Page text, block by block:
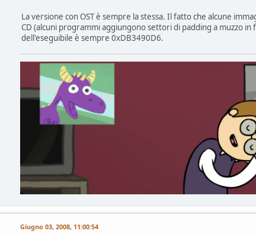
La versione con OST è sempre la stessa. Il fatto che alcune
CD (alcuni programmi aggiungono settori di padding a muzzo
dell'eseguibile è sempre 0xDB3490D6.
Giugno 03, 2008, 11:00:54